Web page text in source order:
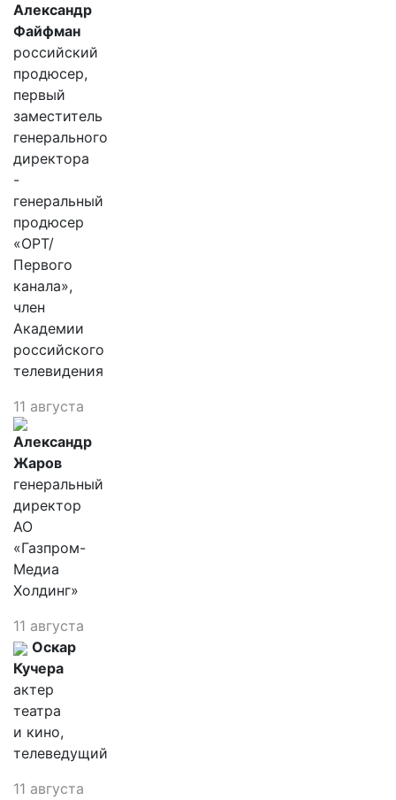
Александр
Файфман
российский
продюсер,
первый
заместитель
генерального
директора
-
генеральный
продюсер
«ОРТ/
Первого
канала»,
член
Академии
российского
телевидения
11 августа
Александр
Жаров
генеральный
директор
АО
«Газпром-
Медиа
Холдинг»
11 августа
Оскар
Кучера
актер
театра
и кино,
телеведущий
11 августа